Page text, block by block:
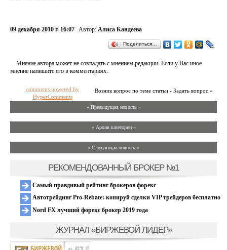
09 декабря 2010 г. 16:07 Автор: Алиса Кандеева
Поделиться…
Мнение автора может не совпадать с мнением редакции. Если у Вас иное
мнение напишите его в комментариях.
Возник вопрос по теме статьи - Задать вопрос »
comments powered by
HyperComments
« Предыдущая новость «
» Архив категории «
» Следующая новость »
РЕКОМЕНДОВАННЫЙ БРОКЕР №1
Самый правдивый рейтинг брокеров форекс
Автотрейдинг Pro-Rebate: копируй сделки VIP трейдеров бесплатно
Nord FX лучший форекс брокер 2019 года
ЖУРНАЛ «БИРЖЕВОЙ ЛИДЕР»